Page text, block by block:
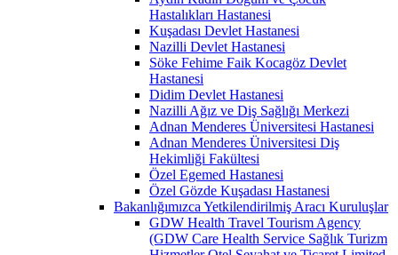
Hastalıkları Hastanesi
Kuşadası Devlet Hastanesi
Nazilli Devlet Hastanesi
Söke Fehime Faik Kocagöz Devlet
Hastanesi
Didim Devlet Hastanesi
Nazilli Ağız ve Diş Sağlığı Merkezi
Adnan Menderes Üniversitesi Hastanesi
Adnan Menderes Üniversitesi Diş
Hekimliği Fakültesi
Özel Egemed Hastanesi
Özel Gözde Kuşadası Hastanesi
Bakanlığımızca Yetkilendirilmiş Aracı Kuruluşlar
GDW Health Travel Tourism Agency
(GDW Care Health Service Sağlık Turizm